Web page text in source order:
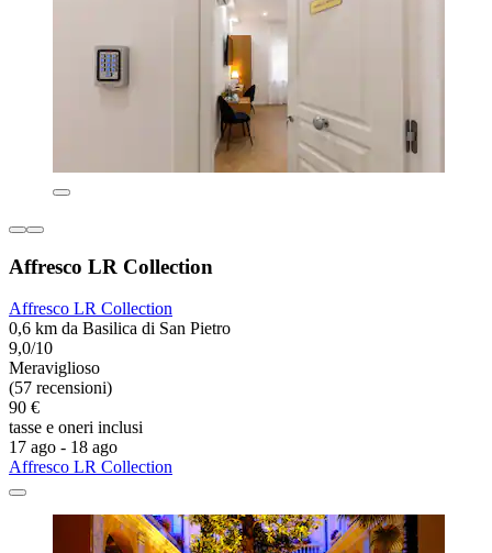
Affresco LR Collection
Affresco LR Collection
0,6 km da Basilica di San Pietro
9,0/10
Meraviglioso
(57 recensioni)
90 €
tasse e oneri inclusi
17 ago - 18 ago
Affresco LR Collection